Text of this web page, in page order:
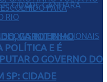
SP: CIDADE
GAROTINHO
POLÍTICA E É
O GOVERNO DO